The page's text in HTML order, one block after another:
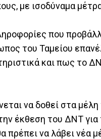
με ισοδύναμα
που
του Ταμείου
και πως το
να δοθεί στα
έκθεση του ΔΝΤ
πρέπει να λάβει